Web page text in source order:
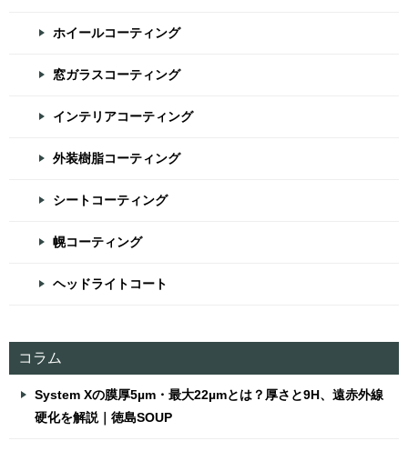
ホイールコーティング
窓ガラスコーティング
インテリアコーティング
外装樹脂コーティング
シートコーティング
幌コーティング
ヘッドライトコート
コラム
System Xの膜厚5µm・最大22µmとは？厚さと9H、遠赤外線
硬化を解説｜徳島SOUP